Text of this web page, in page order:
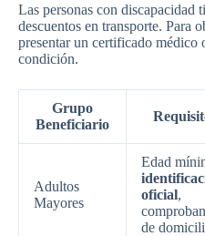
Las personas con discapacidad
descuentos en transporte. Para
presentar un certificado médico
condición.
Grupo
Beneficiario
Adultos
Mayores
Edad
oficial,
de